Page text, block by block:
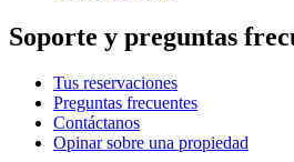
Soporte y preguntas
Tus reservaciones
Preguntas frecuentes
Contáctanos
Opinar sobre una propiedad